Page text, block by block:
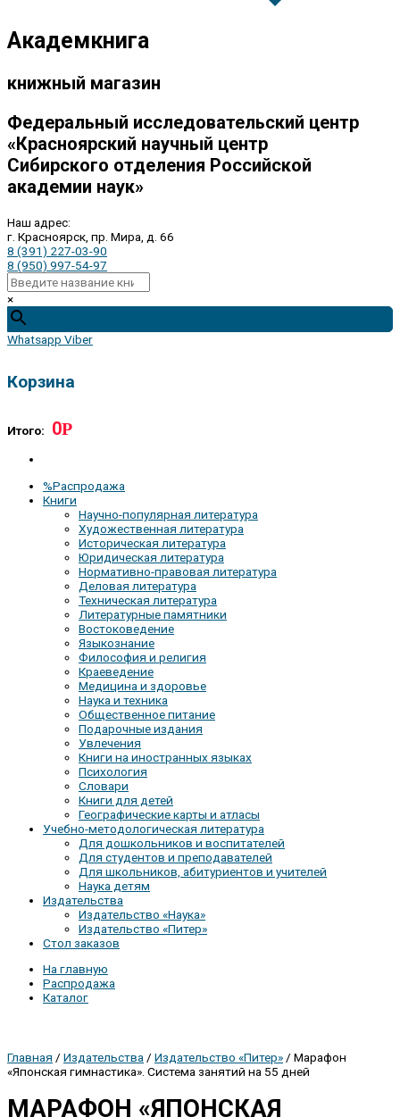
Академкнига
книжный магазин
Федеральный исследовательский центр
«Красноярский научный центр
Сибирского отделения Российской
академии наук»
Наш адрес:
г. Красноярск, пр. Мира, д. 66
8 (391) 227-03-90
8 (950) 997-54-97
×
Whatsapp Viber
Корзина
Итого: 0Р
%Распродажа
Книги
Научно-популярная литература
Художественная литература
Историческая литература
Юридическая литература
Нормативно-правовая литература
Деловая литература
Техническая литература
Литературные памятники
Востоковедение
Языкознание
Философия и религия
Краеведение
Медицина и здоровье
Наука и техника
Общественное питание
Подарочные издания
Увлечения
Книги на иностранных языках
Психология
Словари
Книги для детей
Географические карты и атласы
Учебно-методологическая литература
Для дошкольников и воспитателей
Для студентов и преподавателей
Для школьников, абитуриентов и учителей
Наука детям
Издательства
Издательство «Наука»
Издательство «Питер»
Стол заказов
На главную
Распродажа
Каталог
Главная / Издательства / Издательство «Питер» / Марафон
«Японская гимнастика». Система занятий на 55 дней
МАРАФОН «ЯПОНСКАЯ